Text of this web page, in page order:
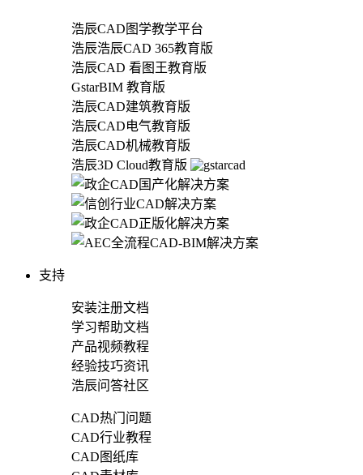
浩辰CAD图学教学平台
浩辰浩辰CAD 365教育版
浩辰CAD 看图王教育版
GstarBIM 教育版
浩辰CAD建筑教育版
浩辰CAD电气教育版
浩辰CAD机械教育版
浩辰3D Cloud教育版
支持
安装注册文档
学习帮助文档
产品视频教程
经验技巧资讯
浩辰问答社区
CAD热门问题
CAD行业教程
CAD图纸库